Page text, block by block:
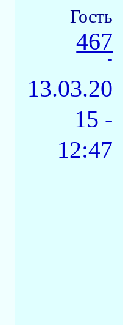
Гость
467
-
13.03.20
15 -
12:47